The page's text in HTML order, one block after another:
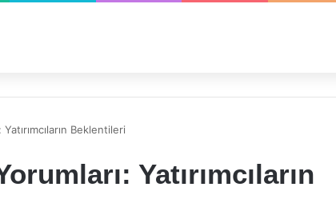
Beklentileri
Yatırımcıların